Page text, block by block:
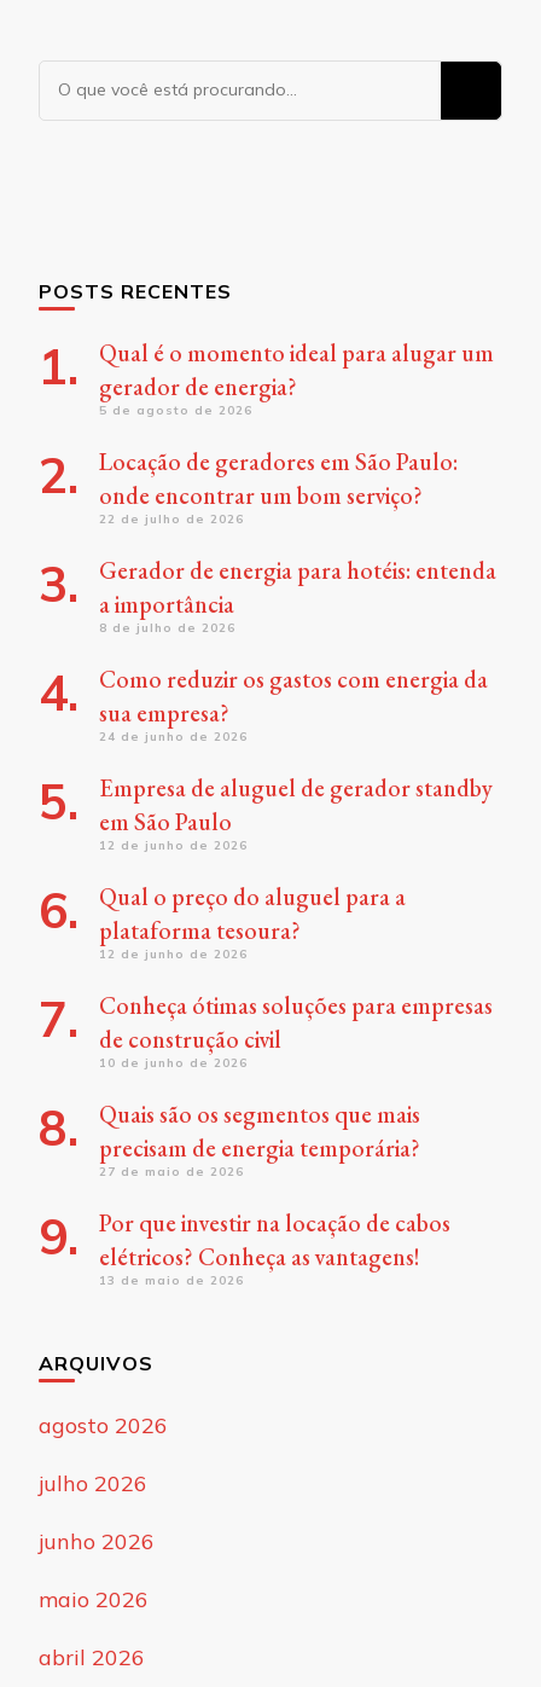
POSTS RECENTES
Qual é o momento ideal para alugar um
gerador de energia?
5 de agosto de 2026
Locação de geradores em São Paulo:
onde encontrar um bom serviço?
22 de julho de 2026
Gerador de energia para hotéis: entenda
a importância
8 de julho de 2026
Como reduzir os gastos com energia da
sua empresa?
24 de junho de 2026
Empresa de aluguel de gerador standby
em São Paulo
12 de junho de 2026
Qual o preço do aluguel para a
plataforma tesoura?
12 de junho de 2026
Conheça ótimas soluções para empresas
de construção civil
10 de junho de 2026
Quais são os segmentos que mais
precisam de energia temporária?
27 de maio de 2026
Por que investir na locação de cabos
elétricos? Conheça as vantagens!
13 de maio de 2026
ARQUIVOS
agosto 2026
julho 2026
junho 2026
maio 2026
abril 2026